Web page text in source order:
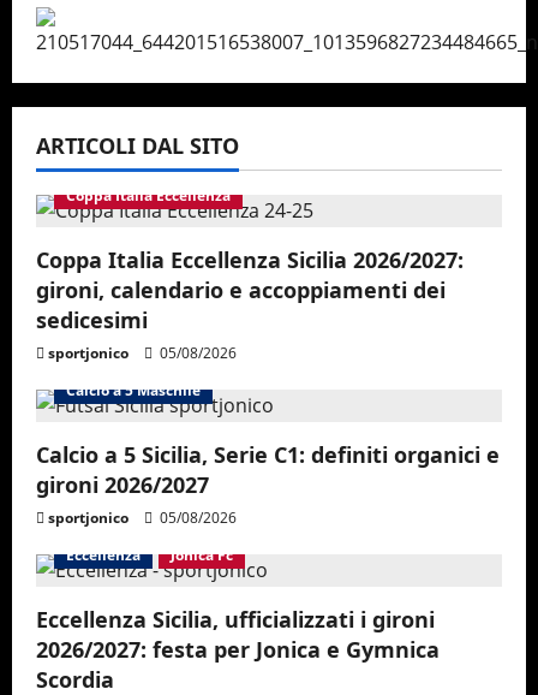
ARTICOLI DAL SITO
Coppa Italia Eccellenza
Coppa Italia Eccellenza Sicilia 2026/2027:
gironi, calendario e accoppiamenti dei
sedicesimi
sportjonico
05/08/2026
Calcio a 5 Maschile
Calcio a 5 Sicilia, Serie C1: definiti organici e
gironi 2026/2027
sportjonico
05/08/2026
Eccellenza
Jonica Fc
Eccellenza Sicilia, ufficializzati i gironi
2026/2027: festa per Jonica e Gymnica
Scordia